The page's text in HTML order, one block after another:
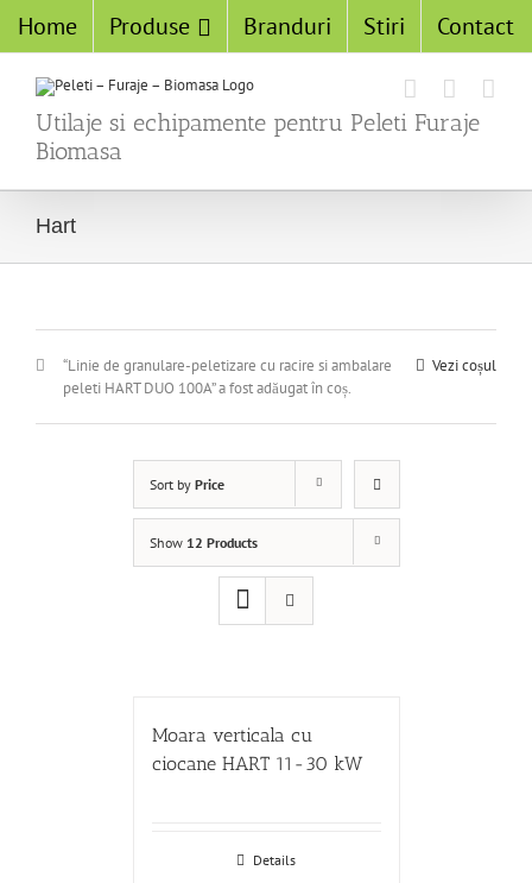
Home Produse Branduri Stiri Contact
Utilaje si echipamente pentru Peleti Furaje
Biomasa
Hart
Vezi coșul
“Linie de granulare-peletizare cu racire si ambalare
peleti HART DUO 100A” a fost adăugat în coș.
Sort by Price
Show 12 Products
Moara verticala cu
ciocane HART 11-30 kW
Details